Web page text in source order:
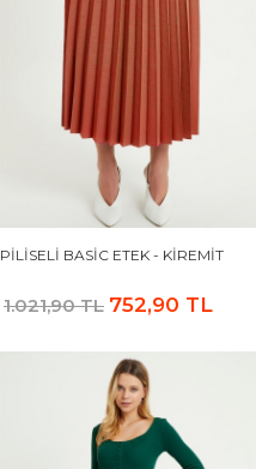
PILISELI BASIC ETEK - KIREMIT
1.021,90 TL 752,90 TL